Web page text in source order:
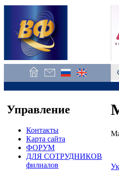
Управление
Контакты
Карта сайта
ФОРУМ
ДЛЯ СОТРУДНИКОВ
филиалов